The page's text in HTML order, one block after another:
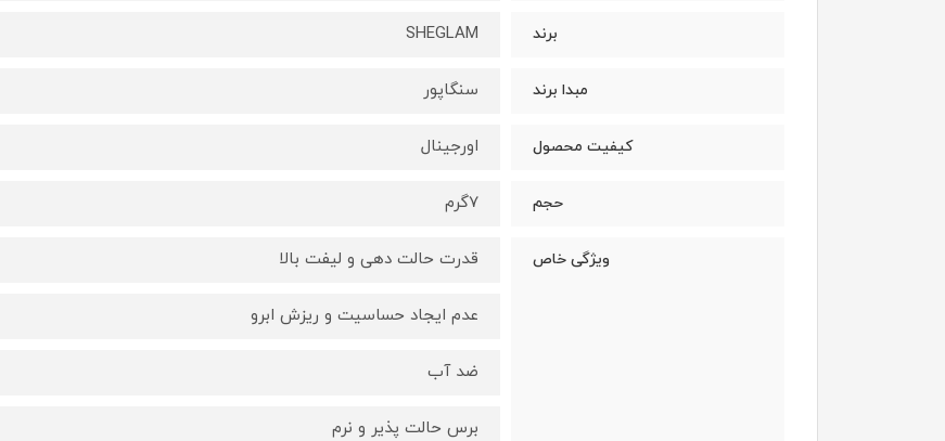
برند SHEGLAM
مبدا برند سنگاپور
کیفیت محصول اورجینال
حجم 7گرم
ویژگی خاص قدرت حالت دهی و لیفت بالا
عدم ایجاد حساسیت و ریزش ابرو
ضد آب
برس حالت پذیر و نرم